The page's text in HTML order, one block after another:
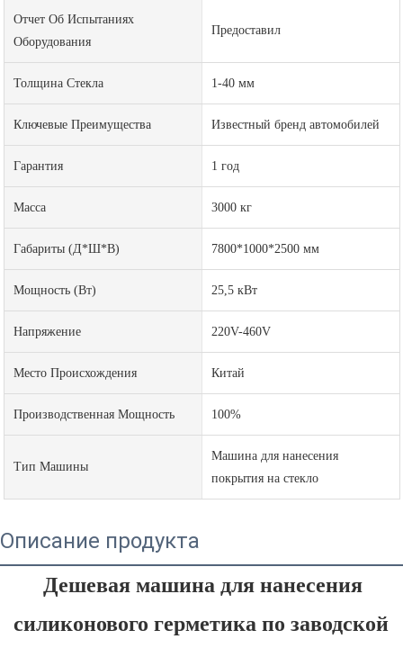
Отчет Об Испытаниях
Оборудования
Предоставил
Толщина Стекла 1-40 мм
Ключевые Преимущества Известный бренд автомобилей
Гарантия 1 год
Масса 3000 кг
Габариты (Д*Ш*В) 7800*1000*2500 мм
Мощность (Вт) 25,5 кВт
Напряжение 220V-460V
Место Происхождения Китай
Производственная Мощность 100%
Тип Машины
Машина для нанесения
покрытия на стекло
Описание продукта
Дешевая машина для нанесения
силиконового герметика по заводской